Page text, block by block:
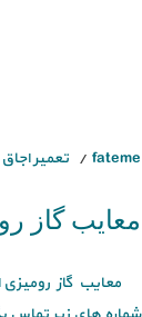
fateme تعمیر
معایب گاز
معایب گاز رومیزی